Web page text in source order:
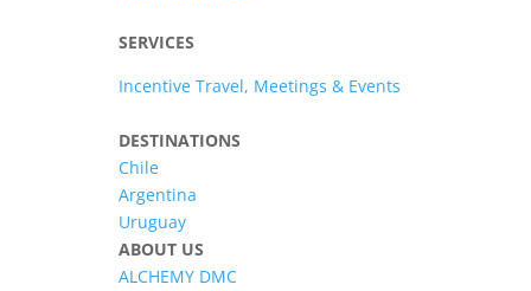
SERVICES
Incentive Travel, Meetings & Events
DESTINATIONS
Chile
Argentina
Uruguay
ABOUT US
ALCHEMY DMC